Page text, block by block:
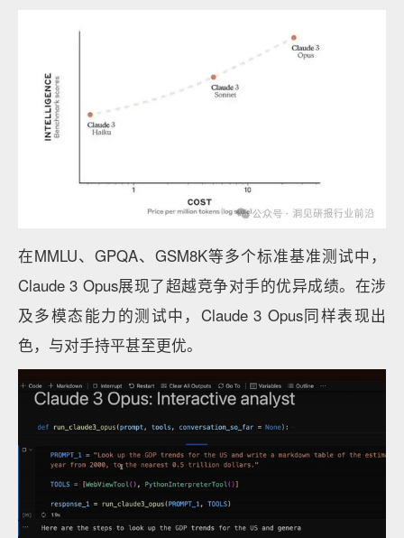
在MMLU、GPQA、GSM8K等多个标准基准测试中，
Claude 3 Opus展现了超越竞争对手的优异成绩。在涉
及多模态能力的测试中，Claude 3 Opus同样表现出
色，与对手持平甚至更优。